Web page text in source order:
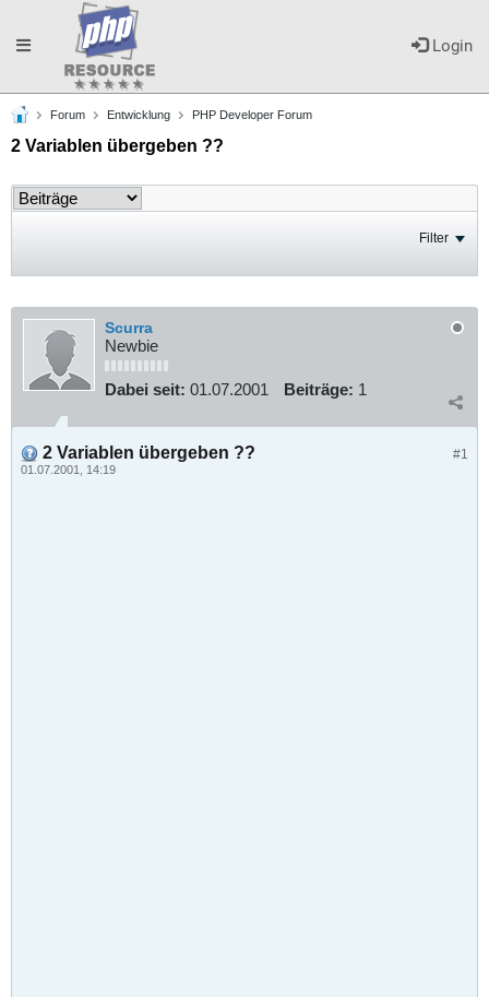
Login
Toggle
navigation
Forum Entwicklung PHP Developer Forum
2 Variablen übergeben ??
Filter
Scurra
Newbie
Dabei seit: 01.07.2001 Beiträge: 1
#1
2 Variablen übergeben ??
01.07.2001, 14:19